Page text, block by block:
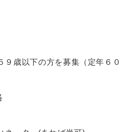
９歳以下の方を募集（定年６０